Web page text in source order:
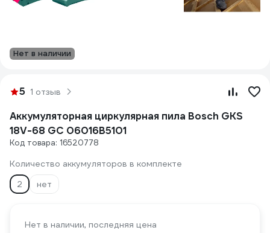
Нет в наличии
5 1 отзыв
Аккумуляторная циркулярная пила Bosch GKS
18V-68 GC 06016B5101
Код товара: 16520778
Количество аккумуляторов в комплекте
2
нет
Нет в наличии, последняя цена